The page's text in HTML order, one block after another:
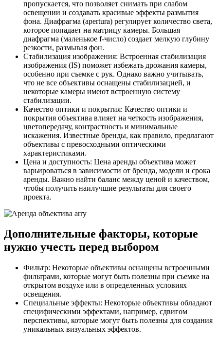
пропускается, что позволяет снимать при слабом
освещении и создавать красивые эффекты размытия
фона. Диафрагма (apertura) регулирует количество света,
которое попадает на матрицу камеры. Большая
диафрагма (маленькое f-число) создает мелкую глубину
резкости, размывая фон.
Стабилизация изображения: Встроенная стабилизация
изображения (IS) поможет избежать дрожания камеры,
особенно при съемке с рук. Однако важно учитывать,
что не все объективы оснащены стабилизацией, и
некоторые камеры имеют встроенную систему
стабилизации.
Качество оптики и покрытия: Качество оптики и
покрытия объектива влияет на четкость изображения,
цветопередачу, контрастность и минимальные
искажения. Известные бренды, как правило, предлагают
объективы с превосходными оптическими
характеристиками.
Цена и доступность: Цена аренды объектива может
варьироваться в зависимости от бренда, модели и срока
аренды. Важно найти баланс между ценой и качеством,
чтобы получить наилучшие результаты для своего
проекта.
Дополнительные факторы, которые
нужно учесть перед выбором
Фильтр: Некоторые объективы оснащены встроенными
фильтрами, которые могут быть полезны при съемке на
открытом воздухе или в определенных условиях
освещения.
Специальные эффекты: Некоторые объективы обладают
специфическими эффектами, например, сдвигом
перспективы, которые могут быть полезны для создания
уникальных визуальных эффектов.